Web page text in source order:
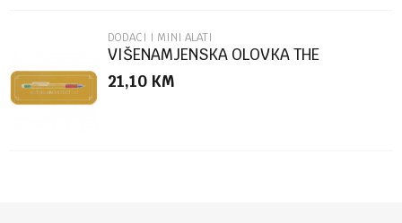
DODACI I MINI ALATI
VIŠENAMJENSKA OLOVKA THE
ARCHITECT MULTICOLOR
21,10 KM